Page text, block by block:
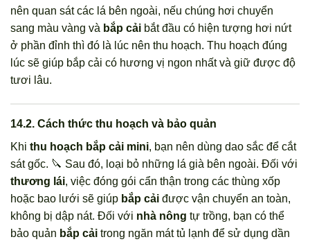
nên quan sát các lá bên ngoài, nếu chúng hơi chuyển
sang màu vàng và bắp cải bắt đầu có hiện tượng hơi nứt
ở phần đỉnh thì đó là lúc nên thu hoạch. Thu hoạch đúng
lúc sẽ giúp bắp cải có hương vị ngon nhất và giữ được độ
tươi lâu.
14.2. Cách thức thu hoạch và bảo quản
Khi thu hoạch bắp cải mini, bạn nên dùng dao sắc để cắt
sát gốc. 🔪 Sau đó, loại bỏ những lá già bên ngoài. Đối với
thương lái, việc đóng gói cẩn thận trong các thùng xốp
hoặc bao lưới sẽ giúp bắp cải được vận chuyển an toàn,
không bị dập nát. Đối với nhà nông tự trồng, bạn có thể
bảo quản bắp cải trong ngăn mát tủ lạnh để sử dụng dần